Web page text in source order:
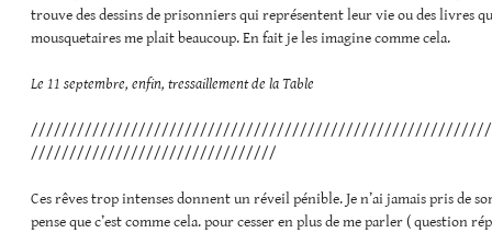
trouve des dessins de prisonniers qui représentent leur vie ou des livres
mousquetaires me plait beaucoup. En fait je les imagine comme cela.
Le 11 septembre, enfin, tressaillement de la Table
////////////////////////////////
Ces rêves trop intenses donnent un réveil pénible. Je n’ai jamais pris de
pense que c’est comme cela. pour cesser en plus de me parler ( question